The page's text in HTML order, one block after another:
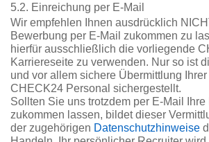
5.2. Einreichung per E-Mail
Wir empfehlen Ihnen ausdrücklich
Bewerbung per E-Mail zukommen zu
hierfür ausschließlich die vorliegende
Karriereseite zu verwenden. Nur so ist
und vor allem sichere Übermittlung
CHECK24 Personal sichergestellt.
Sollten Sie uns trotzdem per E-Mail Ihre
zukommen lassen, bildet dieser
der zugehörigen Datenschutzhinweise